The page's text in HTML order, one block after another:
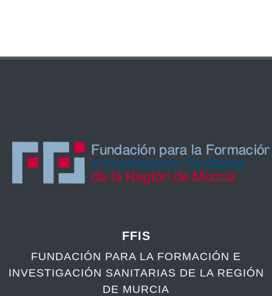
FFIS
FUNDACIÓN PARA LA FORMACIÓN E
INVESTIGACIÓN SANITARIAS DE LA REGIÓN
DE MURCIA